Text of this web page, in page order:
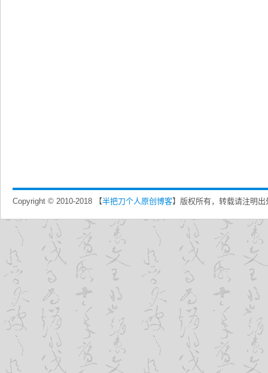
Copyright © 2010-2018 【半把刀个人原创博客】版权所有，转载请注明出